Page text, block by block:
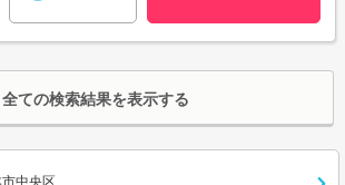
全ての検索結果を表示する
市中央区